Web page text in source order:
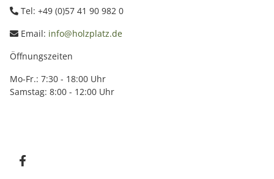
Tel: +49 (0)57 41 90 982 0
Email: info@holzplatz.de
Öffnungszeiten
Mo-Fr.: 7:30 - 18:00 Uhr
Samstag: 8:00 - 12:00 Uhr